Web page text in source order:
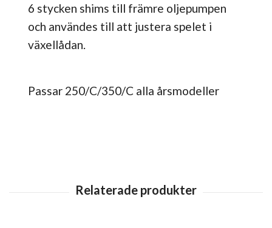
6 stycken shims till främre oljepumpen
och användes till att justera spelet i
växellådan.
Passar 250/C/350/C alla årsmodeller